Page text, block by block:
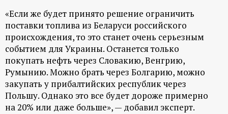
«Если же будет принято решение ограничить
поставки топлива из Беларуси российского
происхождения, то это станет очень серьезным
событием для Украины. Останется только
покупать нефть через Словакию, Венгрию,
Румынию. Можно брать через Болгарию, можно
закупать у прибалтийских республик через
Польшу. Однако это все будет дороже примерно
на 20% или даже больше», — добавил эксперт.